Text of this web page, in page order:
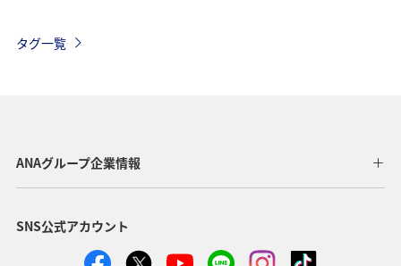
九州地方 ANAグルメマイル 温泉 愛媛県
ワーケーション
タグ一覧
ANAグループ企業情報
SNS公式アカウント